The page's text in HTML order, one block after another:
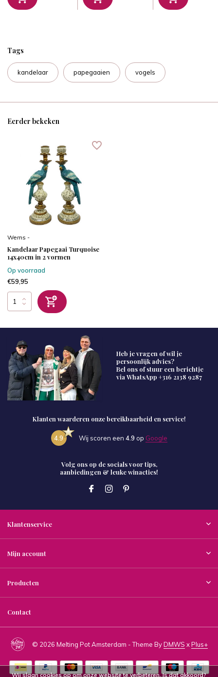
Tags
kandelaar papegaaien vogels
Eerder bekeken
Werns -
Kandelaar Papegaai Turquoise
14x40cm in 2 vormen
Op voorraad
€59,95
Heb je vragen of wil je
persoonlijk advies?
Bel ons of stuur een berichtje
via WhatsApp +316 2138 9287
Klanten waarderen onze bereikbaarheid en service!
4.9 Wij scoren een 4.9 op Google
Volg ons op de socials voor tips,
aanbiedingen & leuke winacties!
Klantenservice
Mijn account
Producten
Contact
© 2026 Melting Pot Amsterdam - Theme ByDMWS xPlus+
Wij slaan cookies op om onze website te verbeteren. Is dat akkoord?